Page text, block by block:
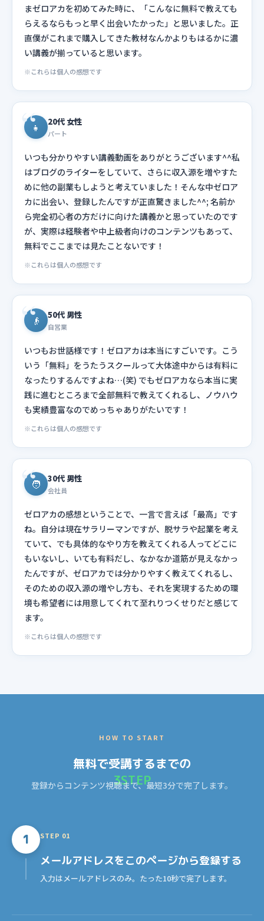
まゼロアカを初めてみた時に、「こんなに無料で教えても
らえるならもっと早く出会いたかった」と思いました。正
直僕がこれまで購入してきた教材なんかよりもはるかに濃
い講義が揃っていると思います。
※これらは個人の感想です
👧 20代 女性
パート
いつも分かりやすい講義動画をありがとうございます^^私
はブログのライターをしていて、さらに収入源を増やすた
めに他の副業もしようと考えていました！そんな中ゼロア
カに出会い、登録したんですが正直驚きました^^; 名前か
ら完全初心者の方だけに向けた講義かと思っていたのです
が、実際は経験者や中上級者向けのコンテンツもあって、
無料でここまでは見たことないです！
※これらは個人の感想です
👴 50代 男性
自営業
いつもお世話様です！ゼロアカは本当にすごいです。こう
いう「無料」をうたうスクールって大体途中からは有料に
なったりするんですよね…(笑) でもゼロアカなら本当に実
践に進むところまで全部無料で教えてくれるし、ノウハウ
も実績豊富なのでめっちゃありがたいです！
※これらは個人の感想です
🧑 30代 男性
会社員
ゼロアカの感想ということで、一言で言えば「最高」です
ね。自分は現在サラリーマンですが、脱サラや起業を考え
ていて、でも具体的なやり方を教えてくれる人ってどこに
もいないし、いても有料だし、なかなか道筋が見えなかっ
たんですが、ゼロアカでは分かりやすく教えてくれるし、
そのための収入源の増やし方も、それを実現するための環
境も希望者には用意してくれて至れりつくせりだと感じて
ます。
※これらは個人の感想です
HOW TO START
無料で受講するまでの
3STEP
登録からコンテンツ視聴まで、最短3分で完了します。
1 STEP 01
メールアドレスをこのページから登録する
入力はメールアドレスのみ。たった10秒で完了します。